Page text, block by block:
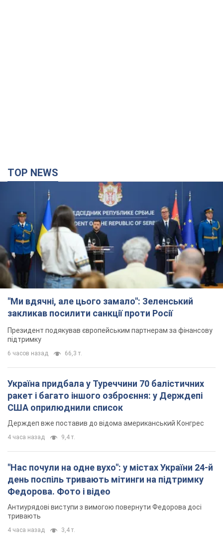
TOP NEWS
"Ми вдячні, але цього замало": Зеленський
закликав посилити санкції проти Росії
Президент подякував європейським партнерам за фінансову
підтримку
6 часов назад 66,3 т.
Україна придбала у Туреччини 70 балістичних
ракет і багато іншого озброєння: у Держдепі
США оприлюднили список
Держдеп вже поставив до відома американський Конгрес
4 часа назад 9,4 т.
"Нас почули на одне вухо": у містах України 24-й
день поспіль тривають мітинги на підтримку
Федорова. Фото і відео
Антиурядові виступи з вимогою повернути Федорова досі
тривають
4 часа назад 3,4 т.